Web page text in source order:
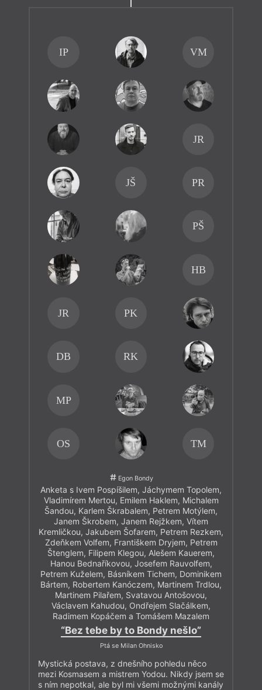
IP VM
JR
JŠ PR
PŠ
HB
JR PK
DB RK
MP
OS TM
Egon Bondy
Anketa s Ivem Pospíšilem, Jáchymem Topolem,
Vladimírem Mertou, Emilem Haklem, Michalem
Šandou, Karlem Škrabalem, Petrem Motýlem,
Janem Škrobem, Janem Rejžkem, Vítem
Kremličkou, Jakubem Šofarem, Petrem Rezkem,
Zdeňkem Volfem, Františkem Dryjem, Petrem
Štenglem, Filipem Klegou, Alešem Kauerem,
Hanou Bednaříkovou, Josefem Rauvolfem,
Petrem Kuželem, Básníkem Tichem, Dominikem
Bártem, Robertem Kanóczem, Martinem Trdlou,
Martinem Pilařem, Svatavou Antošovou,
Václavem Kahudou, Ondřejem Slačálkem,
Radimem Kopáčem a Tomášem Mazalem
“Bez tebe by to Bondy nešlo”
Ptá se Milan Ohnisko
Mystická postava, z dnešního pohledu něco
mezi Kosmasem a mistrem Yodou. Nikdy jsem se
s ním nepotkal, ale byl mi všemi možnými kanály